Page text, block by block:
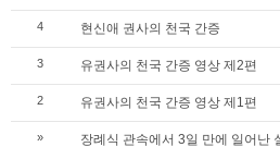
4 현신애 권사의 천국 간증
3 유권사의 천국 간증 영상 제2편
2 유권사의 천국 간증 영상 제1편
» 장례식 관속에서 3일 만에 일어난